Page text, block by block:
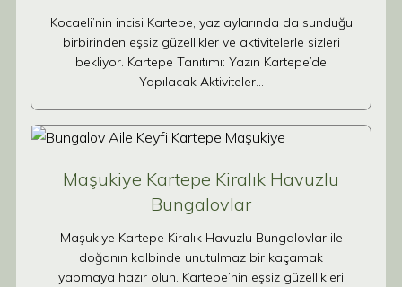
Kocaeli’nin incisi Kartepe, yaz aylarında da sunduğu
birbirinden eşsiz güzellikler ve aktivitelerle sizleri
bekliyor. Kartepe Tanıtımı: Yazın Kartepe’de
Yapılacak Aktiviteler…
Maşukiye Kartepe Kiralık Havuzlu
Bungalovlar
Maşukiye Kartepe Kiralık Havuzlu Bungalovlar ile
doğanın kalbinde unutulmaz bir kaçamak
yapmaya hazır olun. Kartepe’nin eşsiz güzellikleri